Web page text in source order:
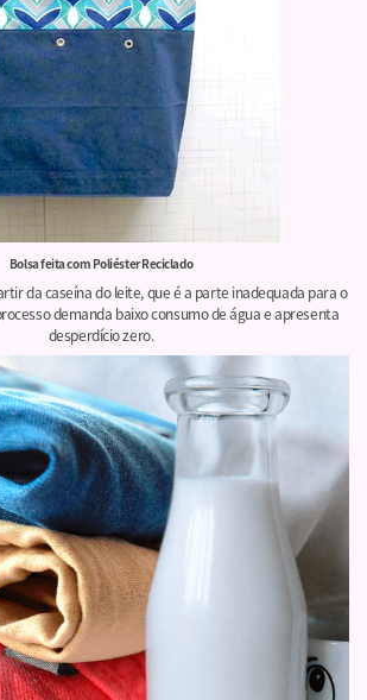
Bolsa feita com Poliéster Reciclado
da caseína do leite, que é a parte inadequada para o
demanda baixo consumo de água e apresenta
desperdício zero.